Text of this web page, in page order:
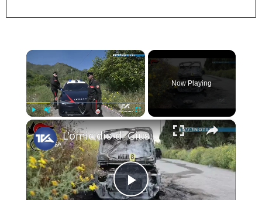
×
Play Unmute
Now Playing
×
L'omicidio di Giuseppe Florio. Svolta nelle indagini: tre fermati